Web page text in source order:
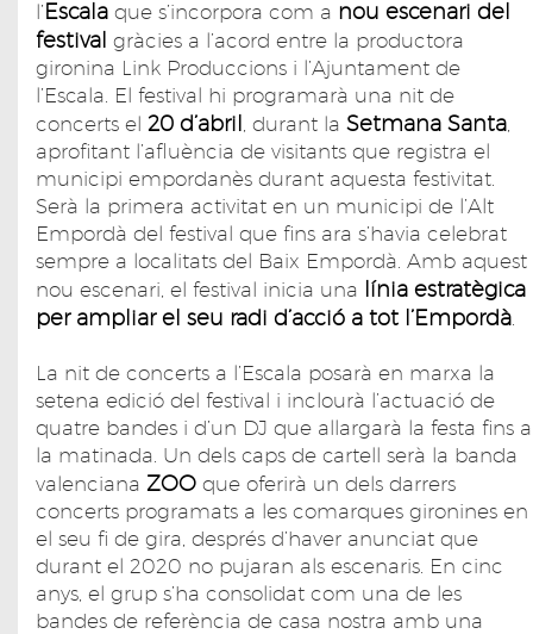
l’Escala que s’incorpora com a nou escenari del
festival gràcies a l’acord entre la productora
gironina Link Produccions i l’Ajuntament de
l’Escala. El festival hi programarà una nit de
concerts el 20 d’abril , durant la Setmana Santa
aprofitant l’afluència de visitants que registra el
municipi empordanès durant aquesta festivitat.
Serà la primera activitat en un municipi de l’Alt
Empordà del festival que fins ara s’havia celebrat
sempre a localitats del Baix Empordà. Amb aquest
nou escenari, el festival inicia una línia estratègica
per ampliar el seu radi d’acció a tot l’Empordà
La nit de concerts a l’Escala posarà en marxa la
setena edició del festival i inclourà l’actuació de
quatre bandes i d’un DJ que allargarà la festa fins a
la matinada. Un dels caps de cartell serà la banda
valenciana ZOO que oferirà un dels darrers
concerts programats a les comarques gironines en
el seu fi de gira, després d’haver anunciat que
durant el 2020 no pujaran als escenaris. En cinc
anys, el grup s’ha consolidat com una de les
bandes de referència de casa nostra amb una